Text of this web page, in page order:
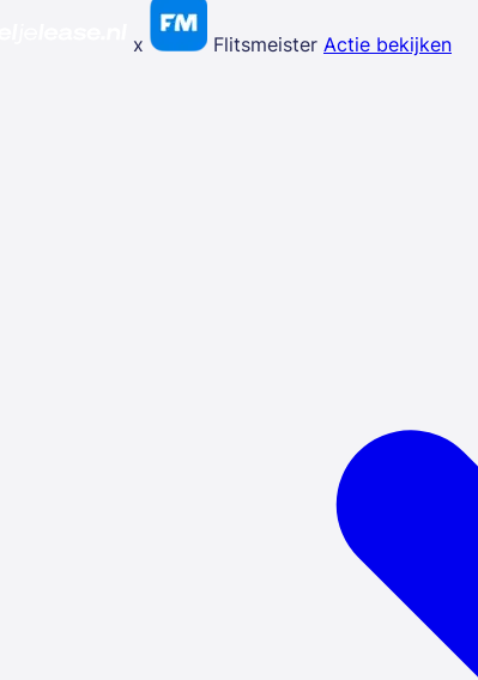
x Flitsmeister Actie bekijken